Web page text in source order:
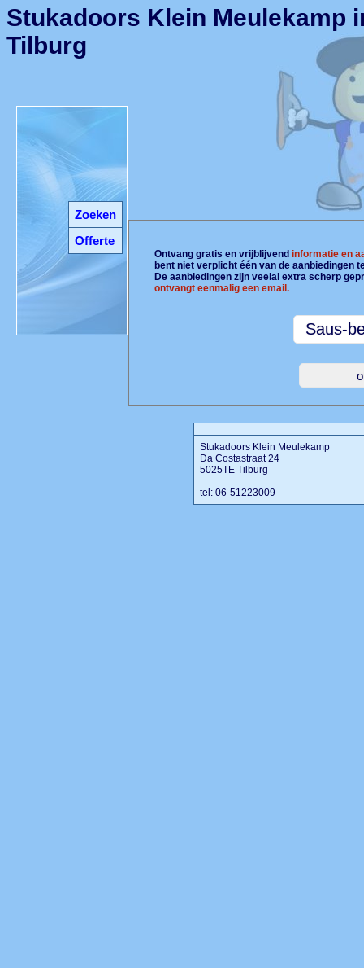
Zoeken
Offerte
Stukadoors Klein Meulekamp
Tilburg
Ontvang gratis en vrijblijvendinformatie en
bent niet verplicht één van de aanbiedingen
De aanbiedingen zijn veelal extra scherp
ontvangt eenmalig een email.
Stukadoors Klein Meulekamp
Da Costastraat 24
5025TE Tilburg
tel: 06-51223009